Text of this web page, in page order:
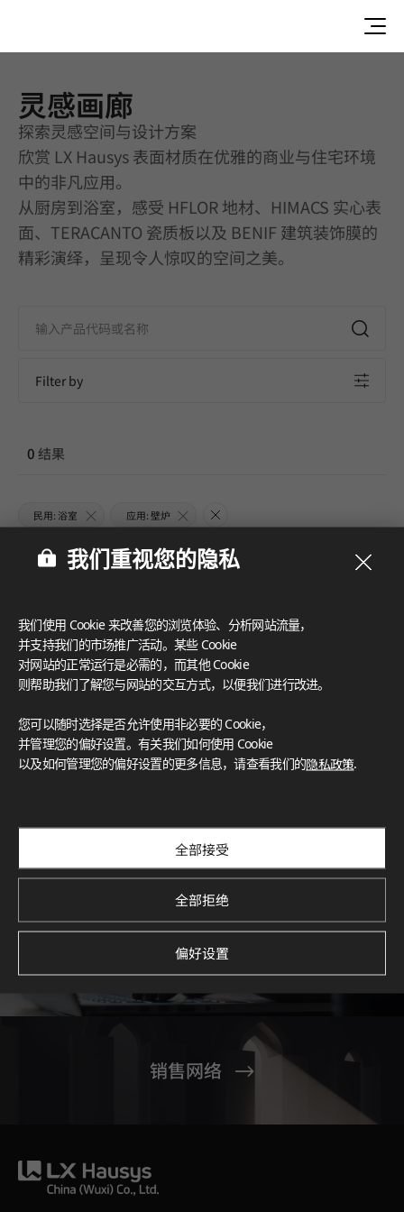
灵感画廊 | Fireplace | Application
灵感画廊
探索灵感空间与设计方案
欣赏 LX Hausys 表面材质在优雅的商业与住宅环境
中的非凡应用。
从厨房到浴室，感受 HFLOR 地材、HIMACS 实心表
面、TERACANTO 瓷质板以及 BENIF 建筑装饰膜的
精彩演绎，呈现令人惊叹的空间之美。
Filter by
0结果
民用: 浴室 应用: 壁炉
未找到结果
联系我们
销售网络
我们重视您的隐私
我们使用 Cookie 来改善您的浏览体验、分析网站流量，
并支持我们的市场推广活动。某些 Cookie
对网站的正常运行是必需的，而其他 Cookie
则帮助我们了解您与网站的交互方式，以便我们进行改进。
您可以随时选择是否允许使用非必要的 Cookie，
并管理您的偏好设置。有关我们如何使用 Cookie
以及如何管理您的偏好设置的更多信息，请查看我们的隐私政策.
全部接受
全部拒绝
偏好设置